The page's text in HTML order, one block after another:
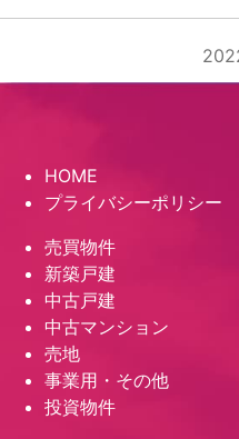
HOME
プライバシーポリシー
売買物件
新築戸建
中古戸建
中古マンション
売地
事業用・その他
投資物件